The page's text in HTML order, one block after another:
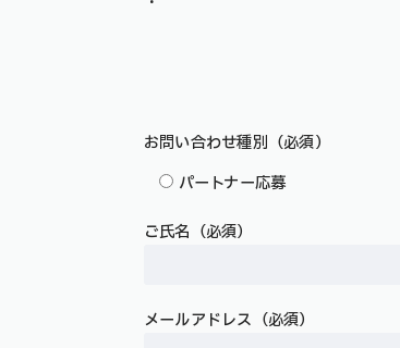
お問い合わせ種別（必須）
パートナー応募
ご氏名（必須）
メールアドレス（必須）